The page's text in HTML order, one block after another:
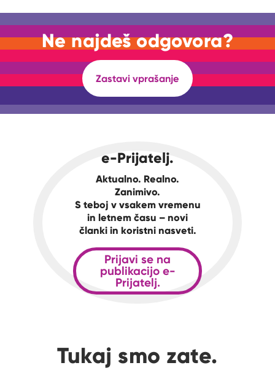
Ne najdeš odgovora?
Zastavi vprašanje
e-Prijatelj.
Aktualno. Realno.
Zanimivo.
S teboj v vsakem vremenu
in letnem času – novi
članki in koristni nasveti.
Prijavi se na
publikacijo e-
Prijatelj.
Tukaj smo zate.